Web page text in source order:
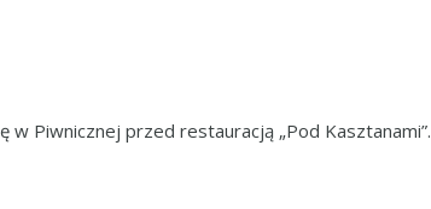
w Piwnicznej przed restauracją „Pod Kasztanami”.